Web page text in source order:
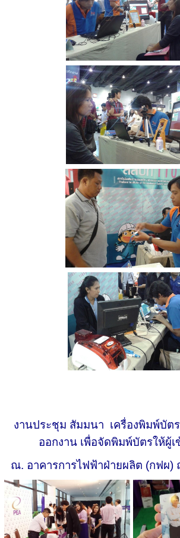
งานประชุม สัมมนา เครื่องพิมพ์บัตร
ออกงาน เพื่อจัดพิมพ์บัตรให้ผู้เ
ณ. อาคารการไฟฟ้าฝ่ายผลิต (กฟผ)